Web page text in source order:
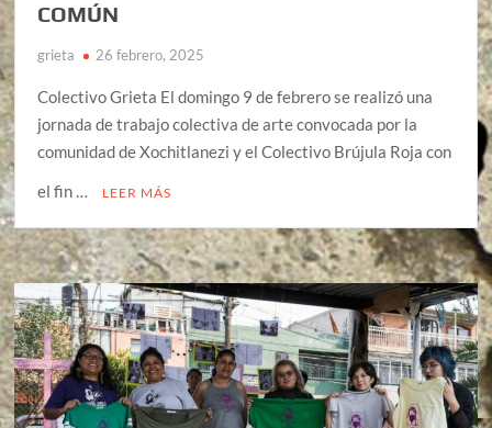
COMÚN
grieta 26 febrero, 2025
Colectivo Grieta El domingo 9 de febrero se realizó una
jornada de trabajo colectiva de arte convocada por la
comunidad de Xochitlanezi y el Colectivo Brújula Roja con
el fin …
LEER MÁS